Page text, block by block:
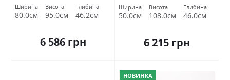
Ширина
80.0см
Висота
95.0см
Глибина
46.2см
6 586 грн
Ширина
50.0см
Висота
108.0см
Глибина
46.0см
6 215 грн
НОВИНКА